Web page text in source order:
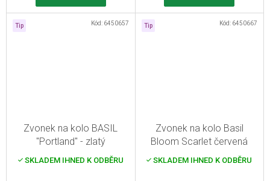
Tip
Zvonek na kolo BASIL
"Portland" - zlatý
SKLADEM IHNED K ODBĚRU
Kód: 6450657 Tip
Zvonek na kolo Basil
Bloom Scarlet červená
SKLADEM IHNED K ODBĚRU
Kód: 6450667